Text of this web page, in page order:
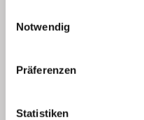
Notwendig
Präferenzen
Statistiken